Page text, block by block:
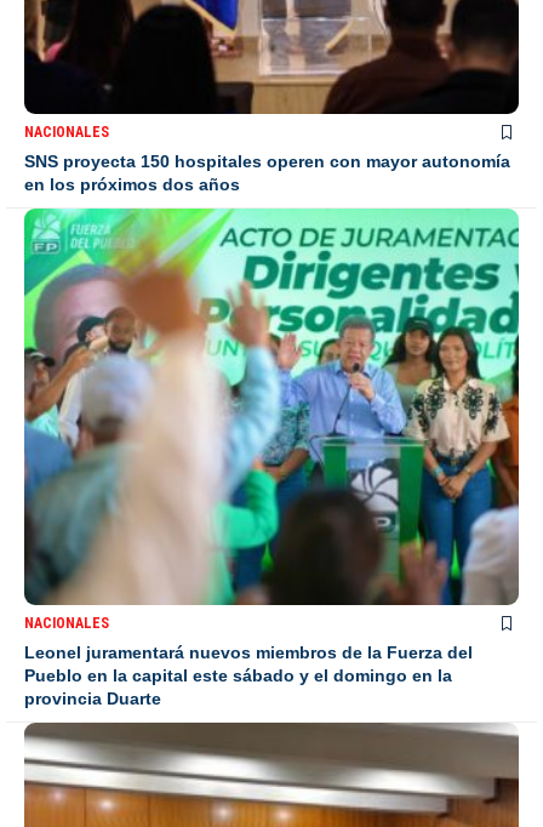
NACIONALES
SNS proyecta 150 hospitales operen con mayor autonomía
en los próximos dos años
NACIONALES
Leonel juramentará nuevos miembros de la Fuerza del
Pueblo en la capital este sábado y el domingo en la
provincia Duarte